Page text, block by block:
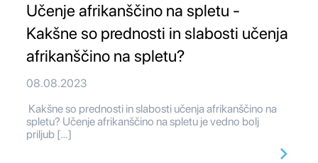
Učenje afrikanščino na spletu -
Kakšne so prednosti in slabosti učenja
afrikanščino na spletu?
08.08.2023
Kakšne so prednosti in slabosti učenja afrikanščino na
spletu? Učenje afrikanščino na spletu je vedno bolj
priljub […]